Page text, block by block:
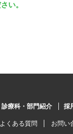
い。
診療科・部門紹介 採
よくある質問 お問い